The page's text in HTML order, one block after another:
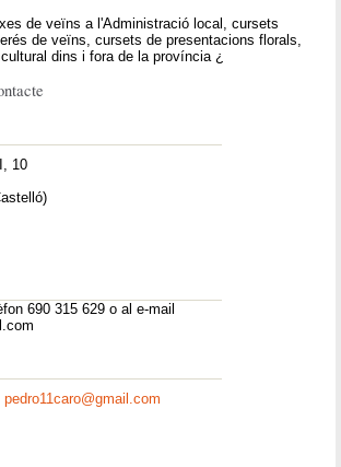
de veïns a l'Administració local, cursets
de veïns, cursets de presentacions florals,
dins i fora de la província ¿
10
690 315 629 o al e-mail
pedro11caro@gmail.com